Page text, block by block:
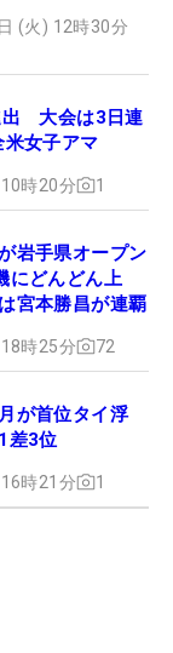
(火) 12時30分
出 大会は3日連
女子アマ
時20分 1
岩手県オープン
にどんどん上
宮本勝昌が連覇
時25分 72
が首位タイ浮
差3位
時21分 1